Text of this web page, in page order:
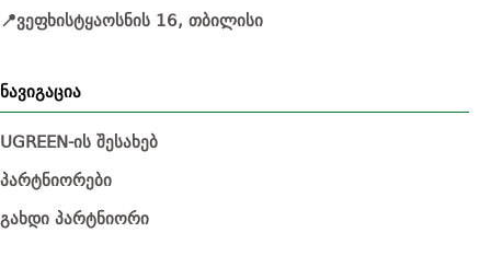
📍ვეფხისტყაოსნის 16, თბილისი
ნავიგაცია
UGREEN-ის შესახებ
პარტნიორები
გახდი პარტნიორი